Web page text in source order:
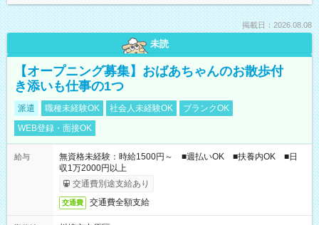
掲載日：2026.08.08
未読
【オープニング募集】おばあちゃんのお散歩付
き添いも仕事の1つ
派遣 職種未経験OK 社会人未経験OK
ブランクOK
WEB登録・面接OK
給与
無資格未経験：時給1500円～ ■週払いOK ■扶養内OK ■日
収1万2000円以上
交通費別途支給あり
交通費 交通費全額支給